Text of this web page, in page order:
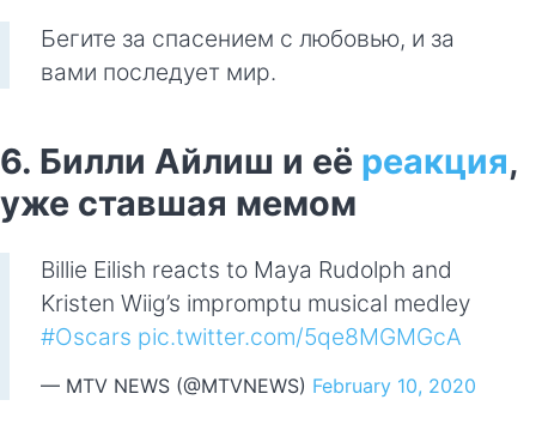
Бегите за спасением с любовью, и за
вами последует мир.
6. Билли Айлиш и её реакция,
уже ставшая мемом
Billie Eilish reacts to Maya Rudolph and
Kristen Wiig’s impromptu musical medley
#Oscars pic.twitter.com/5qe8MGMGcA
— MTV NEWS (@MTVNEWS) February 10, 2020